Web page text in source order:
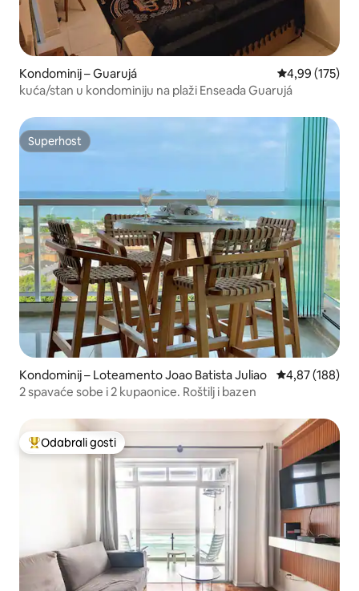
Kondominij – Guarujá Prosječna
4,99 (175)
kuća/stan u kondominiju na plaži Enseada Guarujá
Superhost
Superhost
Kondominij – Loteamento Joao Batista Juliao Prosječna
4,87 (188)
2 spavaće sobe i 2 kupaonice. Roštilj i bazen
Među najviše rangiranima s oznakom „Odabrali gosti”
Odabrali gosti